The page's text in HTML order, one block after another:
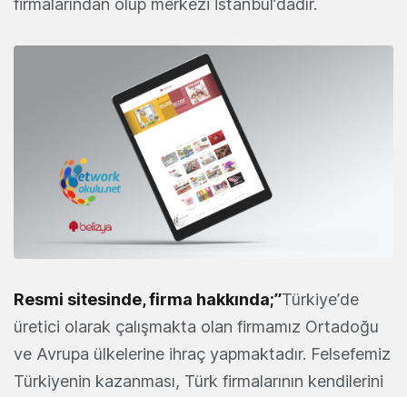
Resmi sitesinde, firma hakkında;”Türkiye’de
üretici olarak çalışmakta olan firmamız Ortadoğu
ve Avrupa ülkelerine ihraç yapmaktadır. Felsefemiz
Türkiyenin kazanması, Türk firmalarının kendilerini